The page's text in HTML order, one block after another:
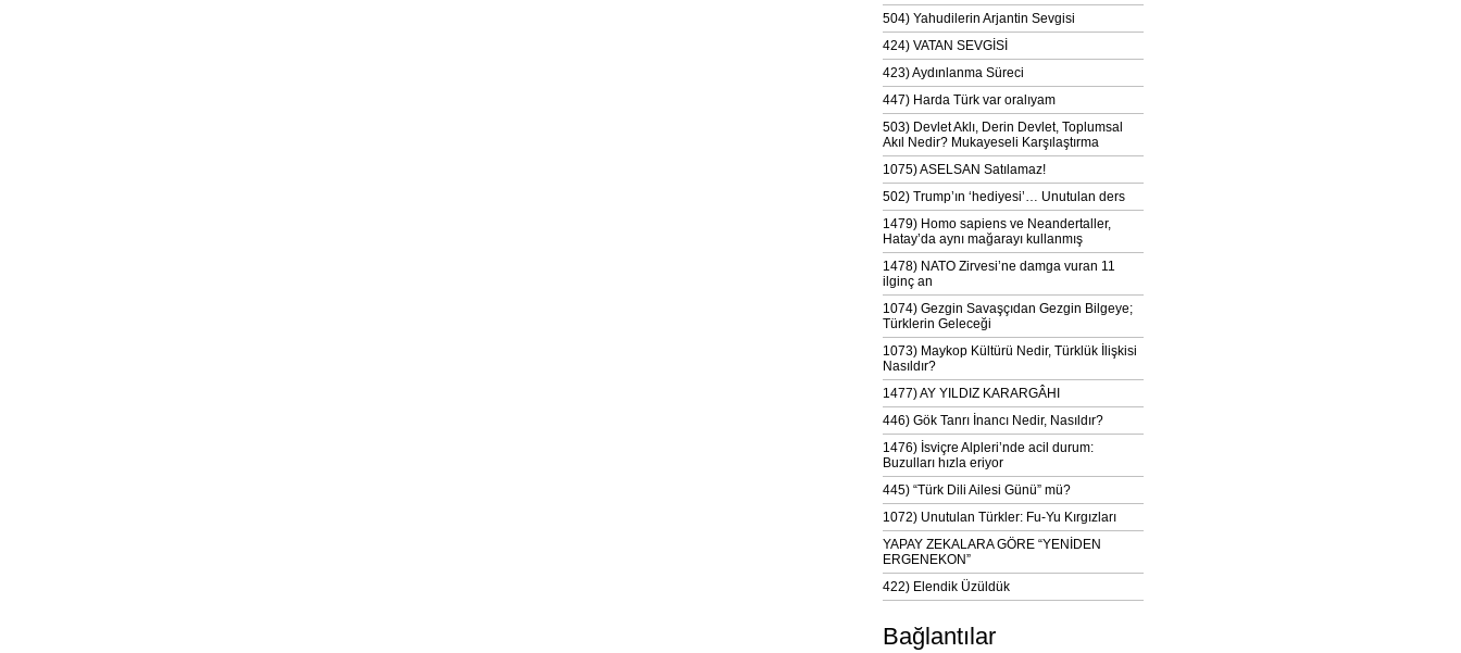
504) Yahudilerin Arjantin Sevgisi
424) VATAN SEVGİSİ
423) Aydınlanma Süreci
447) Harda Türk var oralıyam
503) Devlet Aklı, Derin Devlet, Toplumsal
Akıl Nedir? Mukayeseli Karşılaştırma
1075) ASELSAN Satılamaz!
502) Trump’ın ‘hediyesi’… Unutulan ders
1479) Homo sapiens ve Neandertaller,
Hatay’da aynı mağarayı kullanmış
1478) NATO Zirvesi’ne damga vuran 11
ilginç an
1074) Gezgin Savaşçıdan Gezgin Bilgeye;
Türklerin Geleceği
1073) Maykop Kültürü Nedir, Türklük İlişkisi
Nasıldır?
1477) AY YILDIZ KARARGÂHI
446) Gök Tanrı İnancı Nedir, Nasıldır?
1476) İsviçre Alpleri’nde acil durum:
Buzulları hızla eriyor
445) “Türk Dili Ailesi Günü” mü?
1072) Unutulan Türkler: Fu-Yu Kırgızları
YAPAY ZEKALARA GÖRE “YENİDEN
ERGENEKON”
422) Elendik Üzüldük
Bağlantılar